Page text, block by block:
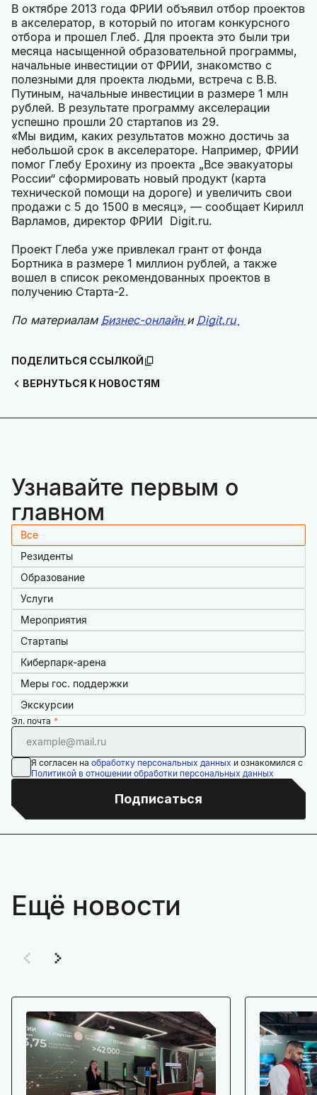
В октябре 2013 года ФРИИ объявил отбор проектов
в акселератор, в который по итогам конкурсного
отбора и прошел Глеб. Для проекта это были три
месяца насыщенной образовательной программы,
начальные инвестиции от ФРИИ, знакомство с
полезными для проекта людьми, встреча с В.В.
Путиным, начальные инвестиции в размере 1 млн
рублей. В результате программу акселерации
успешно прошли 20 стартапов из 29.
«Мы видим, каких результатов можно достичь за
небольшой срок в акселераторе. Например, ФРИИ
помог Глебу Ерохину из проекта „Все эвакуаторы
России“ сформировать новый продукт (карта
технической помощи на дороге) и увеличить свои
продажи с 5 до 1500 в месяц», — сообщает Кирилл
Варламов, директор ФРИИ Digit.ru.
Проект Глеба уже привлекал грант от фонда
Бортника в размере 1 миллион рублей, а также
вошел в список рекомендованных проектов в
получению Старта-2.
По материалам Бизнес-онлайн и Digit.ru
ВЕРНУТЬСЯ К НОВОСТЯМ
ПОДЕЛИТЬСЯ ССЫЛКОЙ
Узнавайте первым о
главном
Все
Резиденты
Образование
Услуги
Мероприятия
Стартапы
Киберпарк-арена
Меры гос. поддержки
Экскурсии
Эл. почта
Я согласен на обработку персональных данных и ознакомился с
Политикой в отношении обработки персональных данных
Подписаться
Ещё новости